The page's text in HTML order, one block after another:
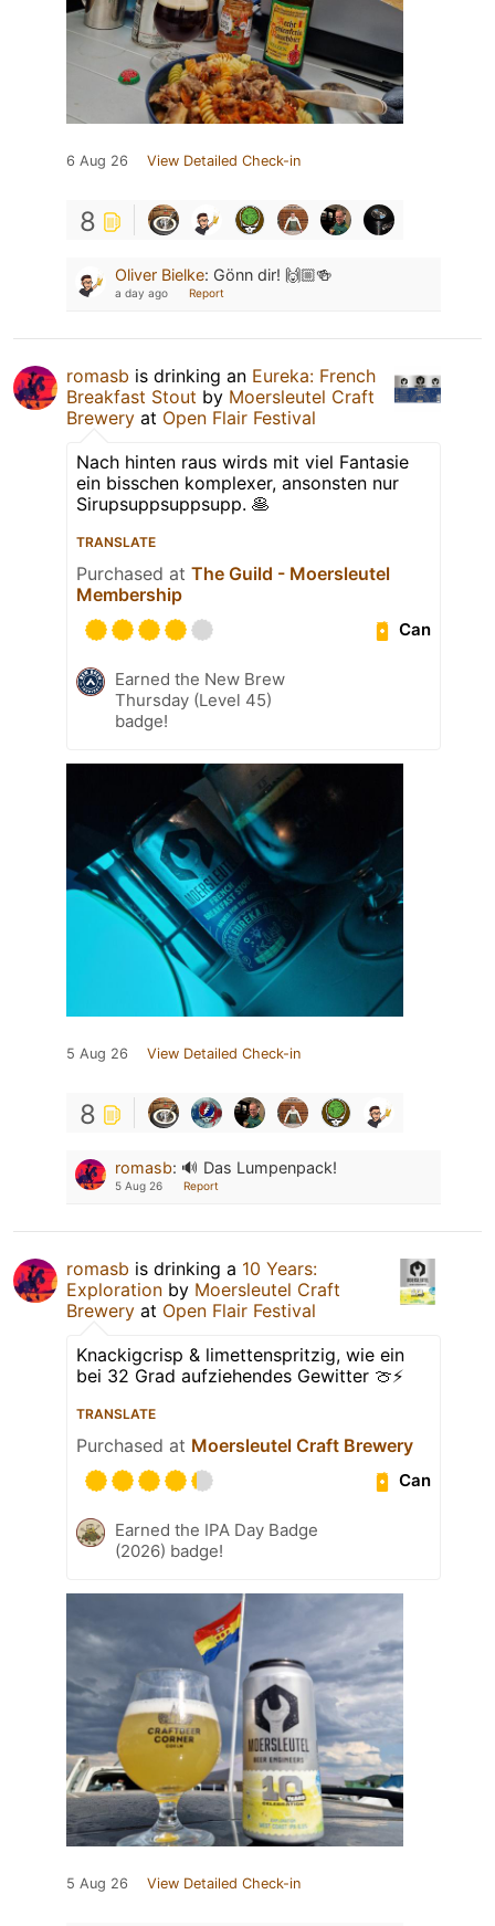
6 Aug 26 View Detailed Check-in
8
Oliver Bielke: Gönn dir! 🙌🏼🍻
a day ago Report
romasb is drinking an Eureka: French
Breakfast Stout by Moersleutel Craft
Brewery at Open Flair Festival
Nach hinten raus wirds mit viel Fantasie
ein bisschen komplexer, ansonsten nur
Sirupsuppsuppsupp. 🥞
TRANSLATE
Purchased at The Guild - Moersleutel
Membership
Can
Earned the New Brew
Thursday (Level 45)
badge!
5 Aug 26 View Detailed Check-in
8
romasb: 🔊 Das Lumpenpack!
5 Aug 26 Report
romasb is drinking a 10 Years:
Exploration by Moersleutel Craft
Brewery at Open Flair Festival
Knackigcrisp & limettenspritzig, wie ein
bei 32 Grad aufziehendes Gewitter 🍈⚡️
TRANSLATE
Purchased at Moersleutel Craft Brewery
Can
Earned the IPA Day Badge
(2026) badge!
5 Aug 26 View Detailed Check-in